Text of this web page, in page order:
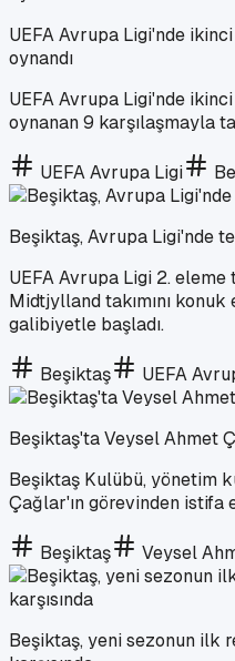
UEFA Avrupa Ligi'nde
oynandı
UEFA Avrupa Ligi'nde
oynanan 9 karşılaşmayla
UEFA Avrupa Ligi
Beşiktaş, Avrupa Ligi'nde
UEFA Avrupa Ligi 2.
Midtjylland takımını
galibiyetle başladı.
Beşiktaş UEFA
Beşiktaş'ta Veysel Ahmet
Beşiktaş Kulübü, yönetim
Çağlar'ın görevinden istifa
Beşiktaş Veysel
Beşiktaş, yeni sezonun ilk